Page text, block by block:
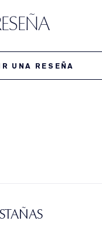
UNA RESEÑA